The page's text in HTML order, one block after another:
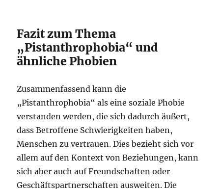
Fazit zum Thema
„Pistanthrophobia“ und
ähnliche Phobien
Zusammenfassend kann die
„Pistanthrophobia“ als eine soziale Phobie
verstanden werden, die sich dadurch äußert,
dass Betroffene Schwierigkeiten haben,
Menschen zu vertrauen. Dies bezieht sich vor
allem auf den Kontext von Beziehungen, kann
sich aber auch auf Freundschaften oder
Geschäftspartnerschaften ausweiten. Die